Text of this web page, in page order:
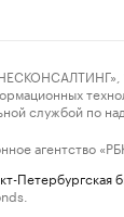
службой по
агентство
Петербургская